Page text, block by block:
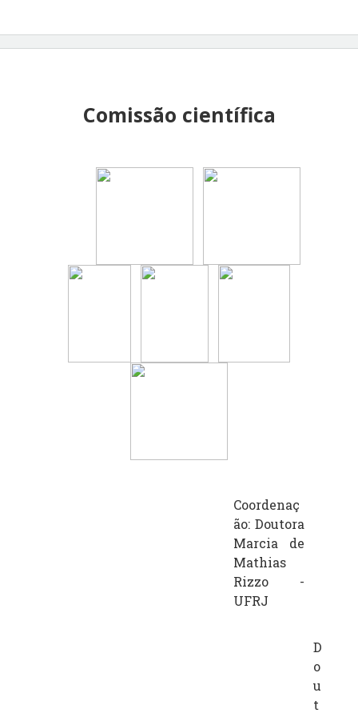
Comissão científica
Coordenaç
ão: Doutora
Marcia de
Mathias
Rizzo -
UFRJ
D
o
u
t